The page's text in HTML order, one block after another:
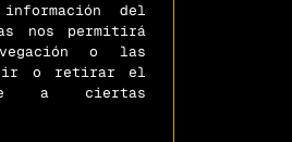
del
nos permitirá
o las
o retirar el
a ciertas